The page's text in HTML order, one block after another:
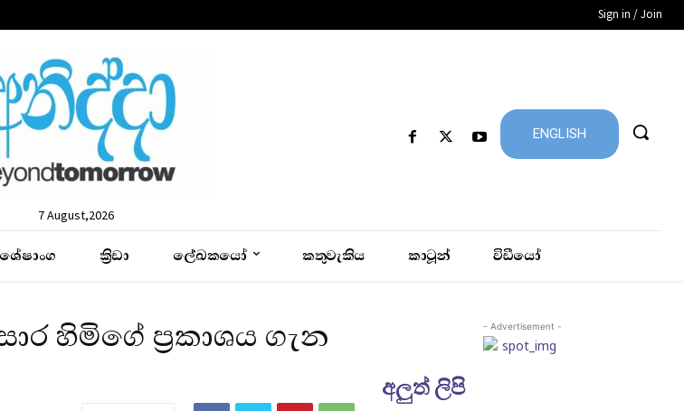
Sign in / Join
7 August,2026
ENGLISH
ක්‍රිඩා ලේඛකයෝ කතුවැකිය කාටූන් විඩීයෝ
හිමිගේ ප්‍රකාශය ගැන
- Advertisement -
අලුත් ලිපි